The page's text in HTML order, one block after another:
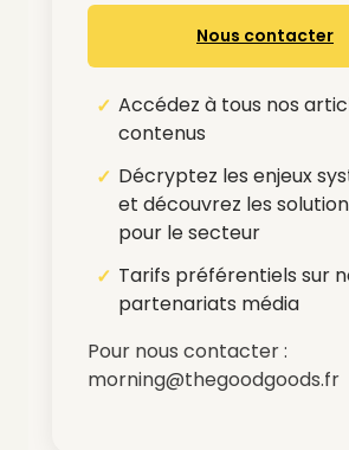
Nous contacter
Accédez à tous nos
contenus
Décryptez les enjeux
et découvrez les
pour le secteur
Tarifs préférentiels sur
partenariats média
Pour nous contacter :
morning@thegoodgoods.fr